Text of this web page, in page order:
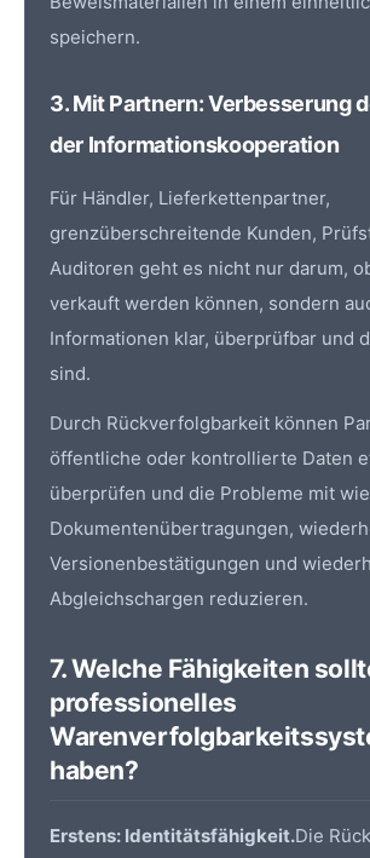
speichern.
3. Mit Partnern: Verbesserung
der Informationskooperation
Für Händler, Lieferkettenpartner,
grenzüberschreitende Kunden,
Auditoren geht es nicht nur darum,
verkauft werden können, sondern
Informationen klar, überprüfbar und
sind.
Durch Rückverfolgbarkeit können
öffentliche oder kontrollierte Daten
überprüfen und die Probleme mit
Dokumentenübertragungen,
Versionenbestätigungen und
Abgleichschargen reduzieren.
7. Welche Fähigkeiten
professionelles
haben?
Erstens: Identitätsfähigkeit.Die